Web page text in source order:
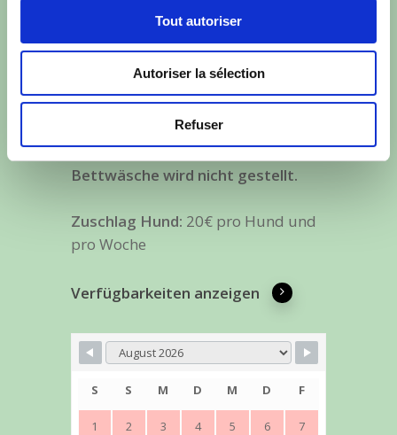
Tout autoriser
Autoriser la sélection
Refuser
Kurtaxe 2026 :1,71€ pro Tag und
Die Preise verstehen sich inklusive
Nebenkosten (Wasser, Strom) und
Reinigung (ohne Kochecke).
Bettwäsche wird nicht gestellt.
Zuschlag Hund: 20€ pro Hund und
pro Woche
Verfügbarkeiten anzeigen
S S M D M D F
1 2 3 4 5 6 7